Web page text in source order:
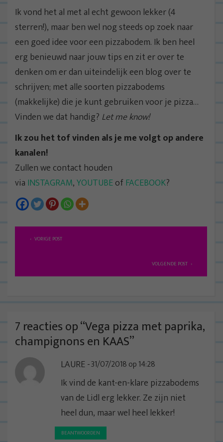
Ik vond het al met al echt gewoon lekker (4
sterren!), maar ben wel nog steeds op zoek naar
een goed idee voor een pizzabodem. Ik ben heel
erg benieuwd naar jouw tips en zit er over te
denken om er dan uiteindelijk een blog over te
schrijven; met alle soorten pizzabodems
(makkelijke) die je kunt gebruiken voor je pizza…
Vinden we dat handig? Let me know!
Ik zou het tof vinden als je me volgt op andere
kanalen!
Zullen we contact houden
via INSTAGRAM,YOUTUBEofFACEBOOK?
i
t
n
v
i
VORIGE POST
VOLGENDE POST
7 reacties op “Vega pizza met paprika,
champignons en KAAS”
LAURE 31/07/2018 op 14:28
Ik vind de kant-en-klare pizzabodems
van de Lidl erg lekker. Ze zijn niet
heel dun, maar wel heel lekker!
BEANTWOORDEN